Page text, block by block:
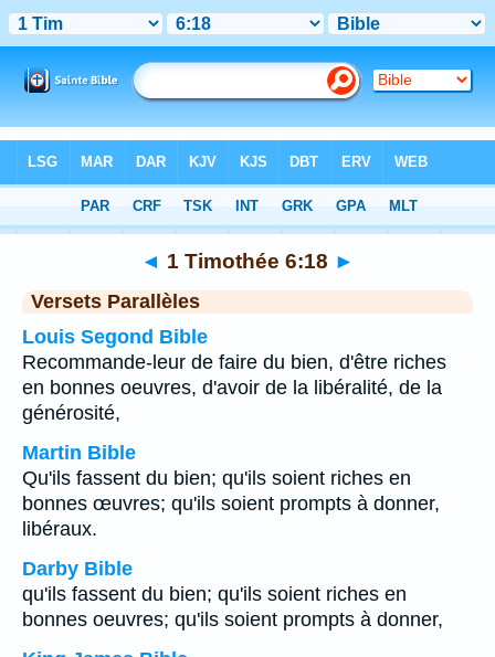
Chapitre 6 > Verset 18
◄ 1 Timothée 6:18 ►
Versets Parallèles
Louis Segond Bible
Recommande-leur de faire du bien, d'être riches
en bonnes oeuvres, d'avoir de la libéralité, de la
générosité,
Martin Bible
Qu'ils fassent du bien; qu'ils soient riches en
bonnes œuvres; qu'ils soient prompts à donner,
libéraux.
Darby Bible
qu'ils fassent du bien; qu'ils soient riches en
bonnes oeuvres; qu'ils soient prompts à donner,